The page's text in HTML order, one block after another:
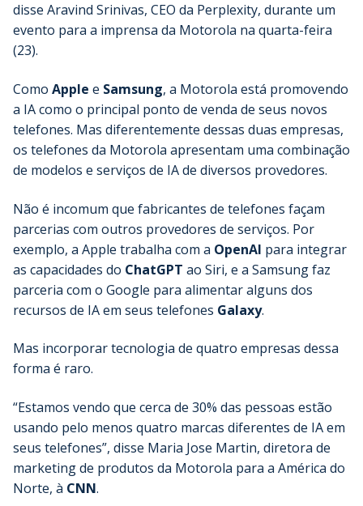
disse Aravind Srinivas, CEO da Perplexity, durante um
evento para a imprensa da Motorola na quarta-feira
(23).
Como Apple e Samsung, a Motorola está promovendo
a IA como o principal ponto de venda de seus novos
telefones. Mas diferentemente dessas duas empresas,
os telefones da Motorola apresentam uma combinação
de modelos e serviços de IA de diversos provedores.
Não é incomum que fabricantes de telefones façam
parcerias com outros provedores de serviços. Por
exemplo, a Apple trabalha com a OpenAI para integrar
as capacidades do ChatGPT ao Siri, e a Samsung faz
parceria com o Google para alimentar alguns dos
recursos de IA em seus telefones Galaxy.
Mas incorporar tecnologia de quatro empresas dessa
forma é raro.
“Estamos vendo que cerca de 30% das pessoas estão
usando pelo menos quatro marcas diferentes de IA em
seus telefones”, disse Maria Jose Martin, diretora de
marketing de produtos da Motorola para a América do
Norte, à CNN.